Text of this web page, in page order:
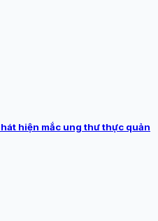
hiện mắc ung thư thực quản